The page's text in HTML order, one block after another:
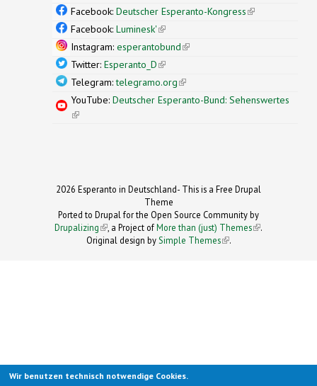
external)
Facebook: Deutscher Esperanto-Kongress(link is
Facebook: Luminesk'(link is external)
Instagram: esperantobund(link is external)
Twitter: Esperanto_D(link is external)
Telegram:telegramo.org(link is external)
YouTube: Deutscher Esperanto-Bund: Sehenswertes
(link is external)
2026 Esperanto in Deutschland- This is a Free Drupal
Theme
Ported to Drupal for the Open Source Community by
Drupalizing(link is external)
, a Project ofMore than (just) Themes (link is
.
Original design by Simple Themes
(link is
.
Wir benutzen technisch notwendige Cookies.